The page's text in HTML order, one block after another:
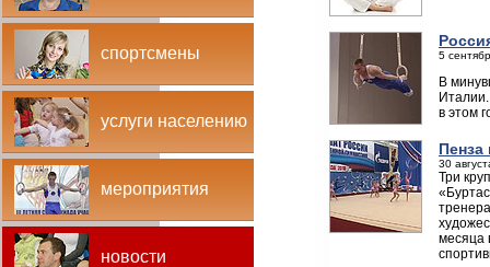
спортсмены
услуги населению
мероприятия
новости
5
В
в этом
Пенза
30
Три
месяца